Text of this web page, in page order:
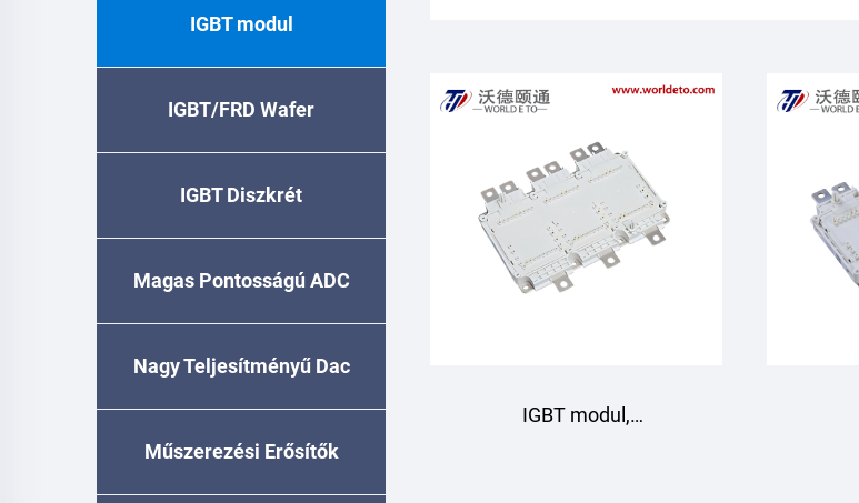
IGBT modul
IGBT/FRD Wafer
IGBT Diszkrét
Magas Pontosságú ADC
Nagy Teljesítményű Dac
Műszerezési Erősítők
IGBT modul,